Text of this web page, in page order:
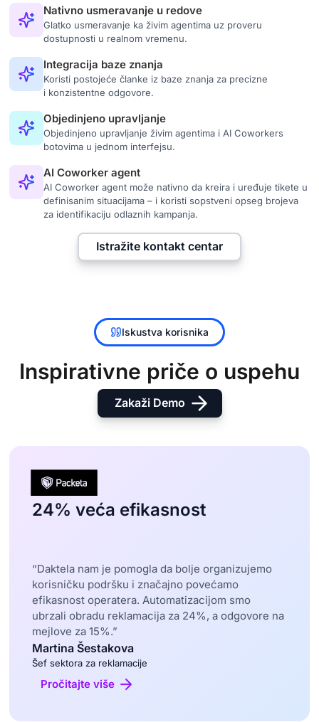
Nativno usmeravanje u redove
Glatko usmeravanje ka živim agentima uz proveru
dostupnosti u realnom vremenu.
Integracija baze znanja
Koristi postojeće članke iz baze znanja za precizne
i konzistentne odgovore.
Objedinjeno upravljanje
Objedinjeno upravljanje živim agentima i AI Coworkers
botovima u jednom interfejsu.
AI Coworker agent
AI Coworker agent može nativno da kreira i uređuje tikete u
definisanim situacijama – i koristi sopstveni opseg brojeva
za identifikaciju odlaznih kampanja.
Istražite kontakt centar
Iskustva korisnika
Inspirativne priče o uspehu
Zakaži Demo
24% veća efikasnost
“Daktela nam je pomogla da bolje organizujemo
korisničku podršku i značajno povećamo
efikasnost operatera. Automatizacijom smo
ubrzali obradu reklamacija za 24%, a odgovore na
mejlove za 15%.”
Martina Šestakova
Šef sektora za reklamacije
Pročitajte više